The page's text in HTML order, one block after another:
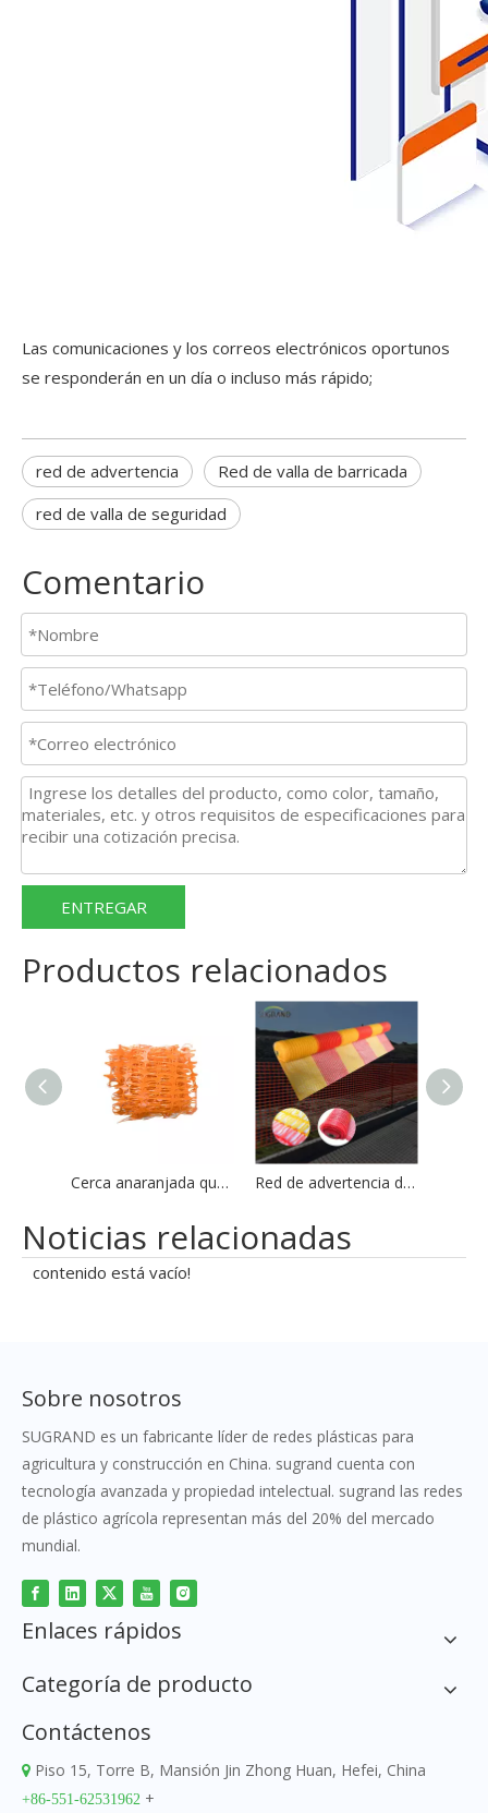
Las comunicaciones y los correos electrónicos oportunos
se responderán en un día o incluso más rápido;
red de advertencia
Red de valla de barricada
red de valla de seguridad
Comentario
ENTREGAR
Productos relacionados
Cerca anaranjada que pesca el cercado plástico de la malla del 1X50m Red de advertencia de carreteras Red de barrera Red de valla naranja
Noticias relacionadas
contenido está vacío!
Sobre nosotros
SUGRAND es un fabricante líder de redes plásticas para
agricultura y construcción en China. sugrand cuenta con
tecnología avanzada y propiedad intelectual. sugrand las redes
de plástico agrícola representan más del 20% del mercado
mundial.
Enlaces rápidos
Categoría de producto
Contáctenos
 Piso 15, Torre B, Mansión Jin Zhong Huan, Hefei, China
+86-551-62531962 +